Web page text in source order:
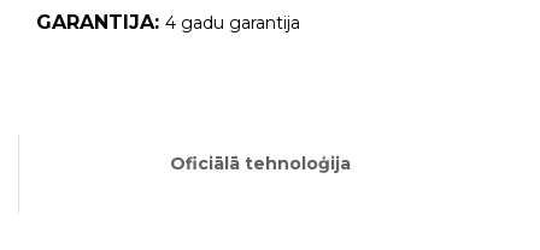
GARANTIJA: 4 gadu garantija
Oficiālā tehnoloģija